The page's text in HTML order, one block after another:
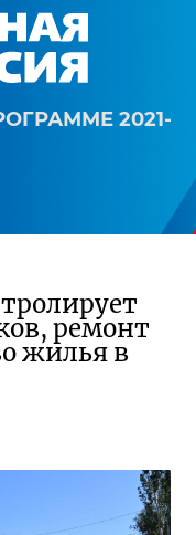
2021-
ремонт
жилья в